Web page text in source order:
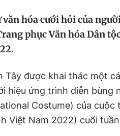
hóa cưới hỏi của
phục Văn hóa Dân
Tây được khai thác một
hiệu ứng trình diễn bùng
Costume) của cuộc
Việt Nam 2022) cuối